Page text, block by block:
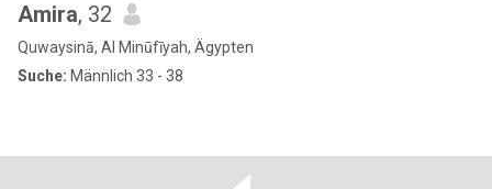
Amira, 32
Quwaysinā, Al Minūfīyah, Ägypten
Suche: Männlich 33 - 38